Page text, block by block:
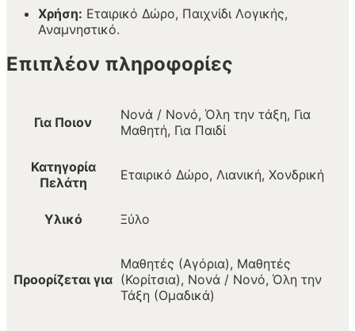
Χρήση: Εταιρικό Δώρο, Παιχνίδι Λογικής,
Αναμνηστικό.
Επιπλέον πληροφορίες
Για Ποιον
Νονά / Νονό, Όλη την τάξη, Για
Μαθητή, Για Παιδί
Κατηγορία
Πελάτη
Εταιρικό Δώρο, Λιανική, Χονδρική
Υλικό Ξύλο
Προορίζεται για
Μαθητές (Αγόρια), Μαθητές
(Κορίτσια), Νονά / Νονό, Όλη την
Τάξη (Ομαδικά)